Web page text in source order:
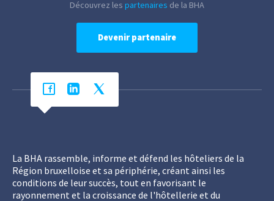
Découvrez les partenaires de la BHA
Devenir partenaire
La BHA rassemble, informe et défend les hôteliers de la
Région bruxelloise et sa périphérie, créant ainsi les
conditions de leur succès, tout en favorisant le
rayonnement et la croissance de l'hôtellerie et du